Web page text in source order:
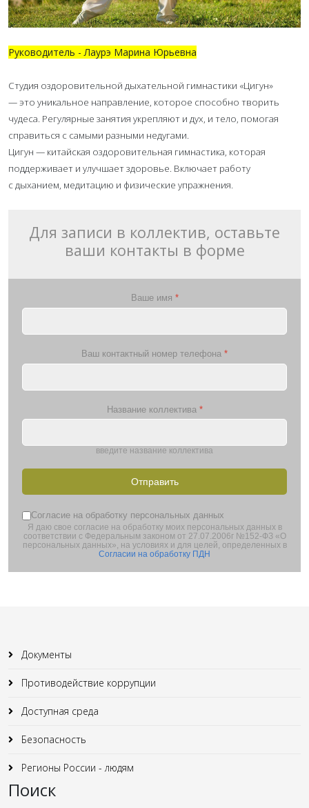
Руководитель - Лаурэ Марина Юрьевна
Студия оздоровительной дыхательной гимнастики «Цигун»
— это уникальное направление, которое способно творить
чудеса. Регулярные занятия укрепляют и дух, и тело, помогая
справиться с самыми разными недугами.
Цигун — китайская оздоровительная гимнастика, которая
поддерживает и улучшает здоровье. Включает работу
с дыханием, медитацию и физические упражнения.
Для записи в коллектив, оставьте
ваши контакты в форме
Ваше имя *
Ваш контактный номер телефона *
Название коллектива *
введите название коллектива
Отправить
Согласие на обработку персональных данных
Я даю свое согласие на обработку моих персональных данных в
соответствии с Федеральным законом от 27.07.2006г №152-ФЗ «О
персональных данных», на условиях и для целей, определенных в
Согласии на обработку ПДН
Документы
Противодействие коррупции
Доступная среда
Безопасность
Регионы России - людям
Поиск